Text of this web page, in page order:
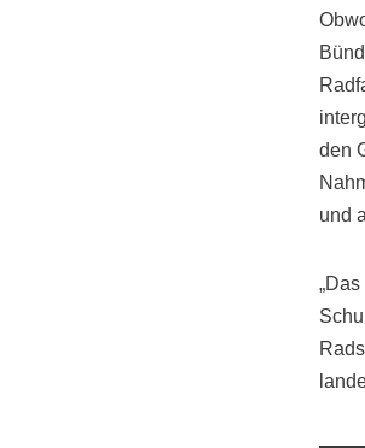
den
und